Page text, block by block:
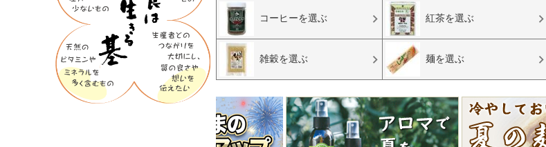
コーヒーを選ぶ 紅茶を選ぶ
雑穀を選ぶ 麺を選ぶ